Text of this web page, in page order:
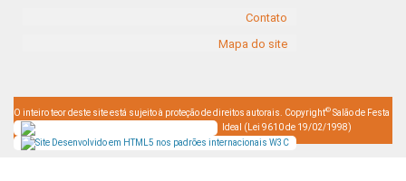
Contato
Mapa do site
O inteiro teor deste site está sujeito à proteção de direitos autorais. Copyright© Salão de Festa
Ideal (Lei 9610 de 19/02/1998)